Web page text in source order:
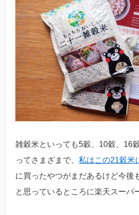
雑穀米といっても5穀、10穀、16
ってさまざまで、 私はこの21穀米
に買ったやつがまだあるけど今後
と思っているところに楽天スーパ